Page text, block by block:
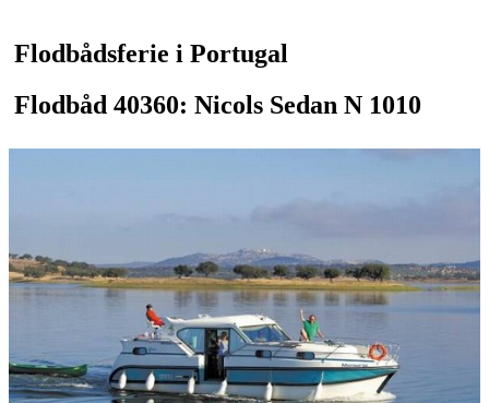
Flodbådsferie i Portugal
Flodbåd 40360: Nicols Sedan N 1010